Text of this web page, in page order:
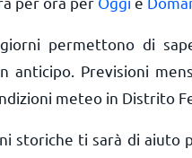
permettono di
anticipo. Previsioni
meteo in Distrito
storiche ti sarà di aiuto